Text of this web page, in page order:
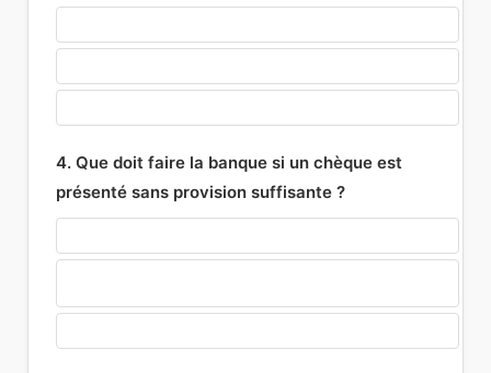
4. Que doit faire la banque si un chèque est
présenté sans provision suffisante ?